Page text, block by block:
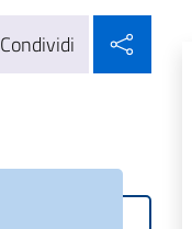
Condividi